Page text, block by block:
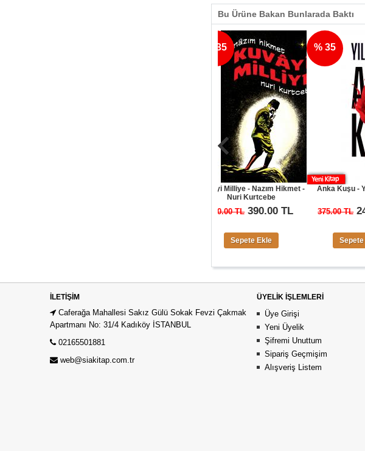
Bu Ürüne Bakan Bunlarada Baktı
Kuvayi Milliye - Nazım Hikmet -
Nuri Kurtcebe
390.00 TL
Sepete Ekle
Anka Kuşu - Yılmaz Özdil
375.00 TL 243.75 TL
% 35
Sepete Ekle
İLETIŞIM
Caferağa Mahallesi Sakız Gülü Sokak Fevzi Çakmak
Apartmanı No: 31/4 Kadıköy İSTANBUL
02165501881
web@siakitap.com.tr
ÜYELİK İŞLEMLERİ
Üye Girişi
Yeni Üyelik
Şifremi Unuttum
Sipariş Geçmişim
Alışveriş Listem